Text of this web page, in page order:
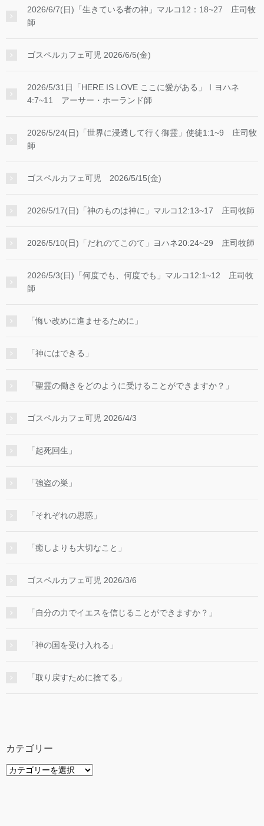
2026/6/7(日)「生きている者の神」マルコ12：18~27 庄司牧
師
ゴスペルカフェ可児 2026/6/5(金)
2026/5/31日「HERE IS LOVE ここに愛がある」Ⅰヨハネ
4:7~11 アーサー・ホーランド師
2026/5/24(日)「世界に浸透して行く御霊」使徒1:1~9 庄司牧
師
ゴスペルカフェ可児 2026/5/15(金)
2026/5/17(日)「神のものは神に」マルコ12:13~17 庄司牧師
2026/5/10(日)「だれのてこのて」ヨハネ20:24~29 庄司牧師
2026/5/3(日)「何度でも、何度でも」マルコ12:1~12 庄司牧
師
「悔い改めに進ませるために」
「神にはできる」
「聖霊の働きをどのように受けることができますか？」
ゴスペルカフェ可児 2026/4/3
「起死回生」
「強盗の巣」
「それぞれの思惑」
「癒しよりも大切なこと」
ゴスペルカフェ可児 2026/3/6
「自分の力でイエスを信じることができますか？」
「神の国を受け入れる」
「取り戻すために捨てる」
カテゴリー
カ